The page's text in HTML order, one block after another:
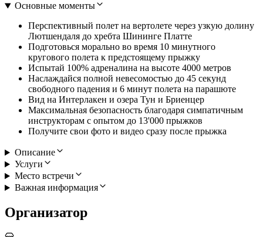
Основные моменты
Перспективный полет на вертолете через узкую долину
Лютшендаля до хребта Шининге Платте
Подготовься морально во время 10 минутного
кругового полета к предстоящему прыжку
Испытай 100% адреналина на высоте 4000 метров
Наслаждайся полной невесомостью до 45 секунд
свободного падения и 6 минут полета на парашюте
Вид на Интерлакен и озера Тун и Бриенцер
Максимальная безопасность благодаря симпатичным
инструкторам с опытом до 13'000 прыжков
Получите свои фото и видео сразу после прыжка
Описание
Услуги
Место встречи
Важная информация
Организатор